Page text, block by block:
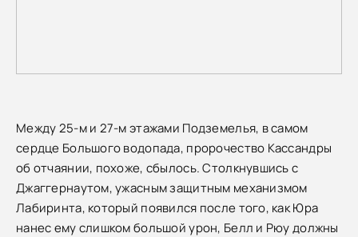
Между 25-м и 27-м этажами Подземелья, в самом
сердце Большого водопада, пророчество Кассандры
об отчаянии, похоже, сбылось. Столкнувшись с
Джаггернаутом, ужасным защитным механизмом
Лабиринта, который появился после того, как Юра
нанес ему слишком большой урон, Белл и Рюу должны